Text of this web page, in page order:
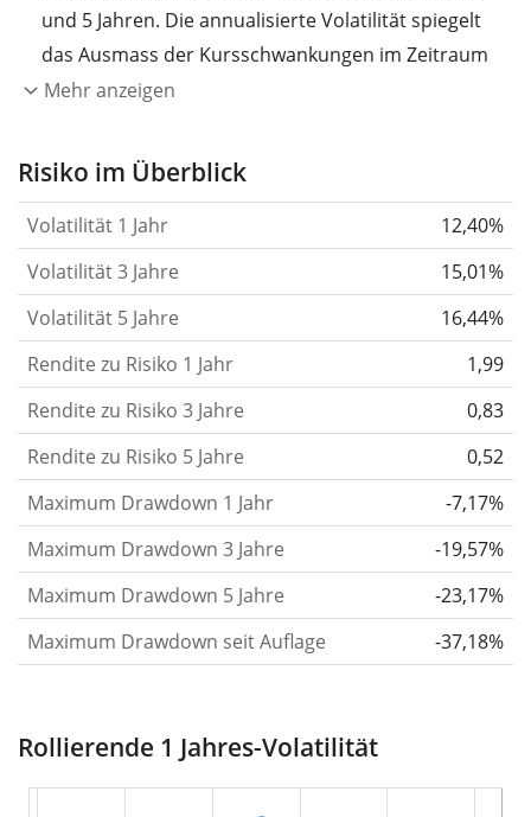
und 5 Jahren. Die annualisierte Volatilität spiegelt
das Ausmass der Kursschwankungen im Zeitraum
eines Jahres wider.
Aktie, des ETF, usw.) in der Vergangenheit
gelten im Allgemeinen als risikoreicher. Wir
berechnen die Volatilität auf Basis der Daten der
letzten 1, 3 und 5 Jahre, damit du sehen kannst, ob
die Kursschwankungen im Laufe der Zeit stärker
oder schwächer wurden. Weitere Informationen
findest du in unserem Artikel:
Risikomass.
Rendite pro Risikofür Zeiträume von 1, 3 und 5
Jahren. Diese Kennzahl ist definiert als die
annualisierte (d. h. auf einen Einjahreszeitraum
umgerechnete) historische Rendite geteilt durch die
historische annualisierte Volatilität.Rendite pro
Risiko setzt die historische Rendite eines
das Ausmass der Kursschwankungen, die man in
Kauf nehmen musste, um von der Rendite des
Mehr anzeigen
Risiko im Überblick
Volatilität 1 Jahr
12,40%
Volatilität 3 Jahre
15,01%
Volatilität 5 Jahre
16,44%
Rendite zu Risiko 1 Jahr
1,99
Rendite zu Risiko 3 Jahre
0,83
Rendite zu Risiko 5 Jahre
0,52
Maximum Drawdown 1 Jahr
-7,17%
Maximum Drawdown 3 Jahre
-19,57%
Maximum Drawdown 5 Jahre
-23,17%
Maximum Drawdown seit Auflage
-37,18%
Rollierende 1 Jahres-Volatilität